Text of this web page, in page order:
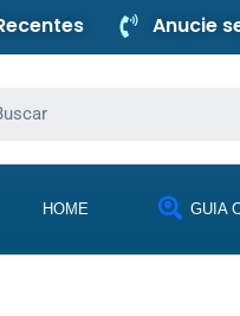
Anucie
HOME GUIA